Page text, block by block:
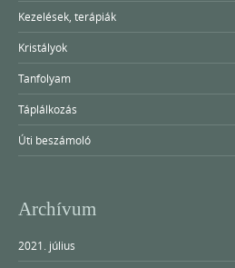
Kezelések, terápiák
Kristályok
Tanfolyam
Táplálkozás
Úti beszámoló
Archívum
2021. július